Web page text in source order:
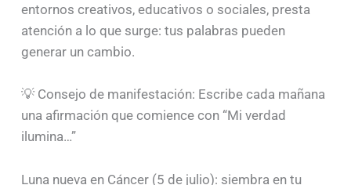
entornos creativos, educativos o sociales, presta
atención a lo que surge: tus palabras pueden
generar un cambio.
💡 Consejo de manifestación: Escribe cada mañana
una afirmación que comience con “Mi verdad
ilumina…”
Luna nueva en Cáncer (5 de julio): siembra en tu